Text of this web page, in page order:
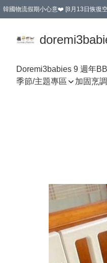
韓國物流假期小心意❤️ [8月13日恢復
Doremi3babies 9 週年
季節/主題專區
加固烹